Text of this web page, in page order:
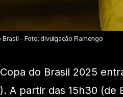
Brasil - Foto: divulgação Flamengo
do Brasil 2025
A partir das 15h30 (de